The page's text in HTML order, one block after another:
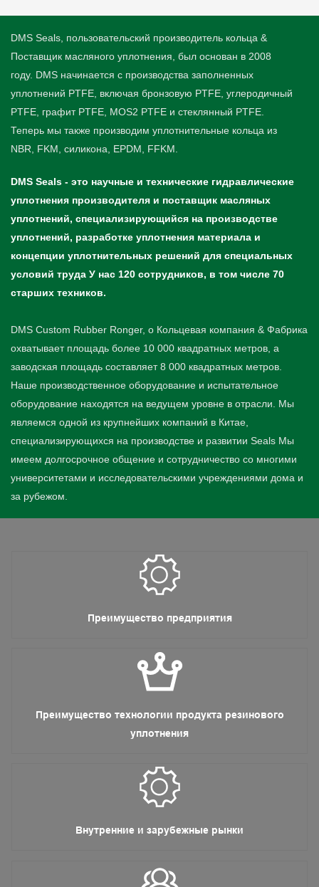
DMS Seals, пользовательский производитель кольца &
Поставщик масляного уплотнения, был основан в 2008
году. DMS начинается с производства заполненных
уплотнений PTFE, включая бронзовую PTFE, углеродичный
PTFE, графит PTFE, MOS2 PTFE и стеклянный PTFE.
Теперь мы также производим уплотнительные кольца из
NBR, FKM, силикона, EPDM, FFKM.
DMS Seals - это научные и технические гидравлические
уплотнения производителя и поставщик масляных
уплотнений, специализирующийся на производстве
уплотнений, разработке уплотнения материала и
концепции уплотнительных решений для специальных
условий труда У нас 120 сотрудников, в том числе 70
старших техников.
DMS Custom Rubber Ronger, o Кольцевая компания & Фабрика
охватывает площадь более 10 000 квадратных метров, а
заводская площадь составляет 8 000 квадратных метров.
Наше производственное оборудование и испытательное
оборудование находятся на ведущем уровне в отрасли. Мы
являемся одной из крупнейших компаний в Китае,
специализирующихся на производстве и развитии Seals Мы
имеем долгосрочное общение и сотрудничество со многими
университетами и исследовательскими учреждениями дома и
за рубежом.
Преимущество предприятия
Преимущество технологии продукта резинового
уплотнения
Внутренние и зарубежные рынки